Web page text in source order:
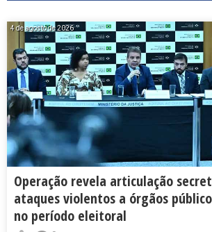
4 de agosto de 2026
Operação revela articulação
ataques violentos a órgãos
no período eleitoral